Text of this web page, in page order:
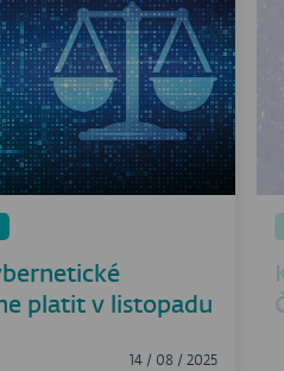
platit v listopadu
14 / 08 / 2025